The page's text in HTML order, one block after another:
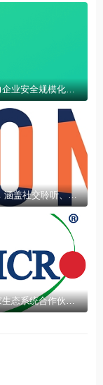
DXC 与 Primary 推出 AI 原生零信任平台，助力企业安全规模化部署 AI
Cision 荣获 2026 年 MarTech 突破奖三项大奖，涵盖社交聆听、新闻稿发布及 AEO 领域
Supermicro 第七届年度开放存储峰会汇聚 21 家生态系统合作伙伴，分享规模化部署企业级 AI 的实用指南